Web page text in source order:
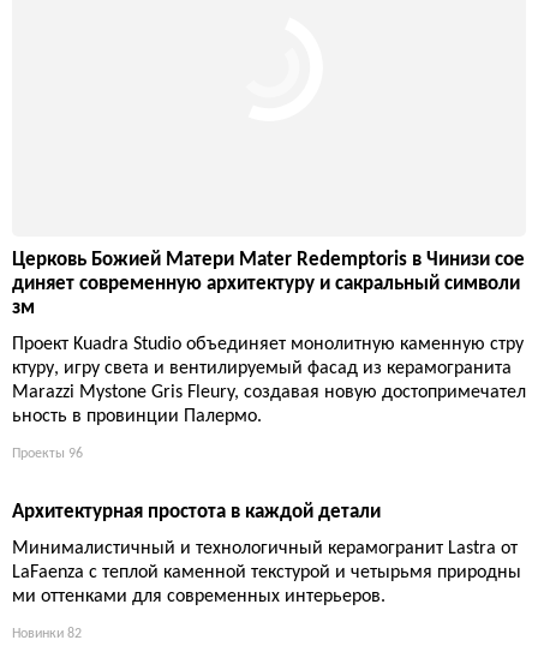
Время, вырезанное в камне
Текстурная глубина и трехмерный рельеф коллекции RARE —